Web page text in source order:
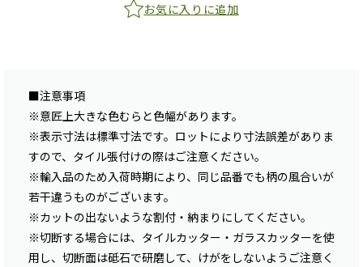
お気に入りに追加
■注意事項
※意匠上大きな色むらと色幅があります。
※表示寸法は標準寸法です。ロットにより寸法誤差がありま
すので、タイル張付けの際はご注意ください。
※輸入品のため入荷時期により、同じ品番でも柄の風合いが
若干違うものがございます。
※カットの出ないような割付・納まりにしてください。
※切断する場合には、タイルカッター・ガラスカッターを使
用し、切断面は砥石で研磨して、けがをしないようご注意く